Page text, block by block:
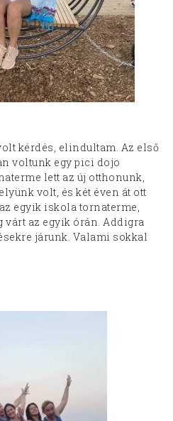
kérdés, elindultam. Az első
voltunk egy pici dojo
lett az új otthonunk,
volt, és két éven át ott
egyik iskola tornaterme,
várt az egyik órán. Addigra
járunk. Valami sokkal